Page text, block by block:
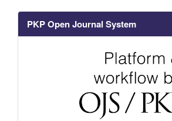
PKP Open Journal System